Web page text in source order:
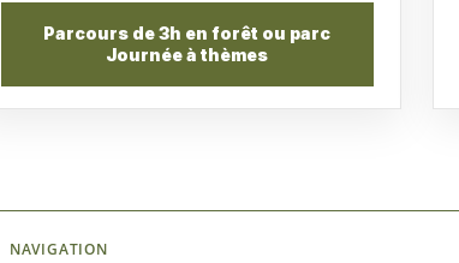
Parcours de 3h en forêt ou parc
Journée à thèmes
NAVIGATION